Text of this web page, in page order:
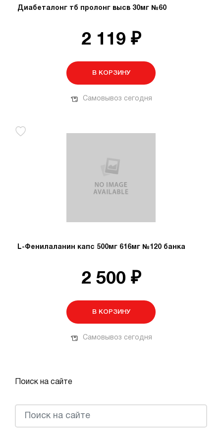
Диабеталонг тб пролонг высв 30мг №60
2 119 ₽
В КОРЗИНУ
Самовывоз сегодня
L-Фенилаланин капс 500мг 616мг №120 банка
2 500 ₽
В КОРЗИНУ
Самовывоз сегодня
Поиск на сайте